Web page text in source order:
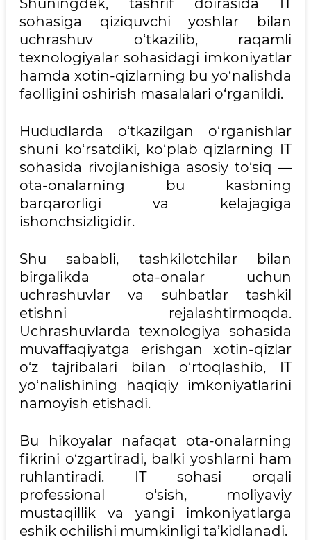
Shuningdek, tashrif doirasida IT
sohasiga qiziquvchi yoshlar bilan
uchrashuv o‘tkazilib, raqamli
texnologiyalar sohasidagi imkoniyatlar
hamda xotin-qizlarning bu yo‘nalishda
faolligini oshirish masalalari o‘rganildi.
Hududlarda o‘tkazilgan o‘rganishlar
shuni ko‘rsatdiki, ko‘plab qizlarning IT
sohasida rivojlanishiga asosiy to‘siq —
ota-onalarning bu kasbning
barqarorligi va kelajagiga
ishonchsizligidir.
Shu sababli, tashkilotchilar bilan
birgalikda ota-onalar uchun
uchrashuvlar va suhbatlar tashkil
etishni rejalashtirmoqda.
Uchrashuvlarda texnologiya sohasida
muvaffaqiyatga erishgan xotin-qizlar
o‘z tajribalari bilan o‘rtoqlashib, IT
yo‘nalishining haqiqiy imkoniyatlarini
namoyish etishadi.
Bu hikoyalar nafaqat ota-onalarning
fikrini o‘zgartiradi, balki yoshlarni ham
ruhlantiradi. IT sohasi orqali
professional o‘sish, moliyaviy
mustaqillik va yangi imkoniyatlarga
eshik ochilishi mumkinligi ta’kidlanadi.